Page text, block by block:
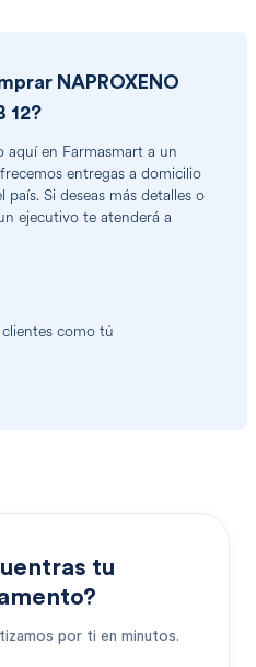
NAPROXENO
12?
aquí en Farmasmart a un
entregas a domicilio
Si deseas más detalles o
ejecutivo te atenderá a
como tú
tu
por ti en minutos.